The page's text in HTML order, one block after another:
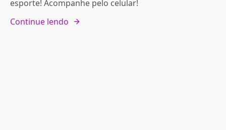
esporte! Acompanhe pelo celular!
Continue lendo